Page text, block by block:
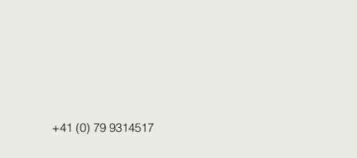
+41 (0) 79 9314517